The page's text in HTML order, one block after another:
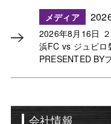
2026年8月16日
浜FC vs ジュビロ
PRESENTED BY
メディア
会社情報